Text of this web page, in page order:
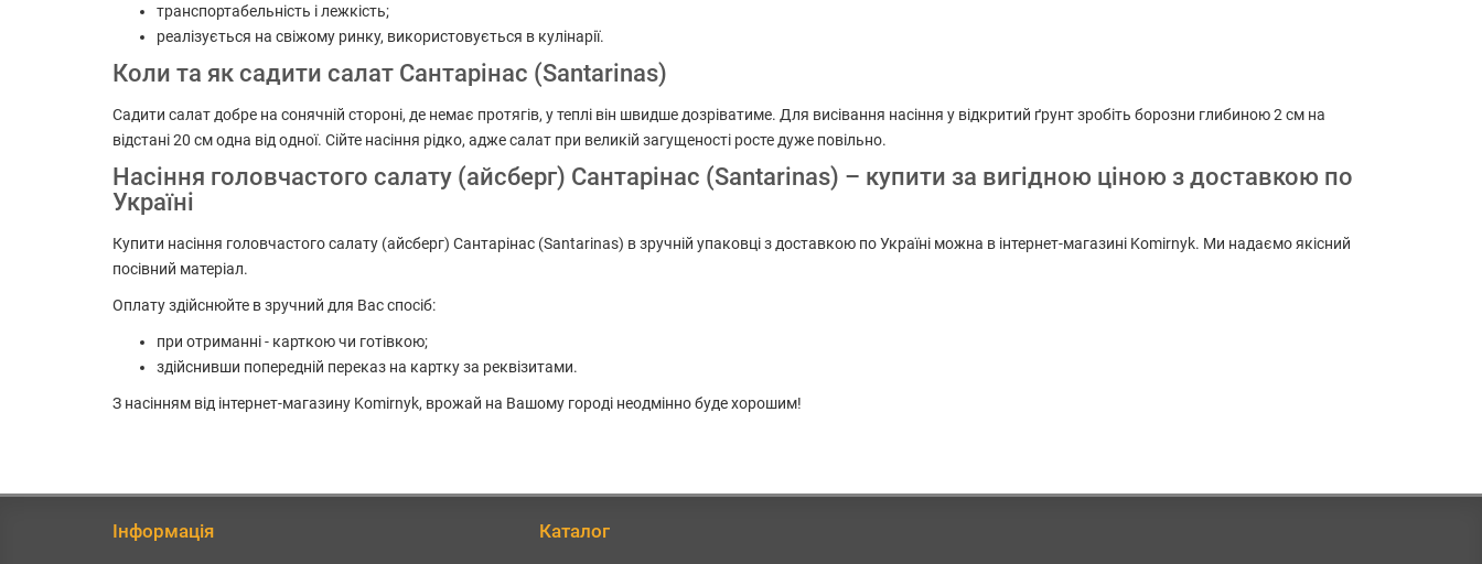
транспортабельність і лежкість;
реалізується на свіжому ринку, використовується в кулінарії.
Коли та як садити салат Сантарінас (Santarinas)
Садити салат добре на сонячній стороні, де немає протягів, у теплі він швидше дозріватиме. Для висівання насіння у відкритий ґрунт зробіть борозни глибиною 2 см на
відстані 20 см одна від одної. Сійте насіння рідко, адже салат при великій загущеності росте дуже повільно.
Насіння головчастого салату (айсберг) Сантарінас (Santarinas) – купити за вигідною ціною з доставкою по
Україні
Купити насіння головчастого салату (айсберг) Сантарінас (Santarinas) в зручній упаковці з доставкою по Україні можна в інтернет-магазині Komirnyk. Ми надаємо якісний
посівний матеріал.
Оплату здійснюйте в зручний для Вас спосіб:
при отриманні - карткою чи готівкою;
здійснивши попередній переказ на картку за реквізитами.
З насінням від інтернет-магазину Komirnyk, врожай на Вашому городі неодмінно буде хорошим!
Інформація Каталог